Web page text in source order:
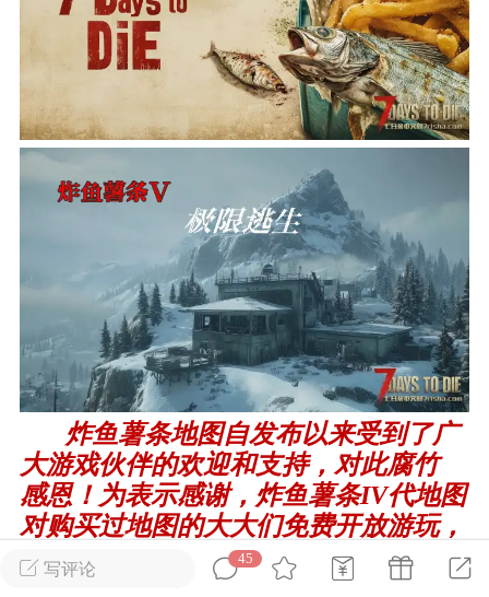
攻略教程 联机招募
02-10 15:45
电脑端
禁止发布联机可用的作弊模组，
单机辅助引流私下售卖服务器外挂！
作弊模组的发布规范近期收到一些信息
作弊模组在联机服务器使用,为了维护游
环境，中文网特此发布以下声明，规范
模组的发布行为：1. *...
72 2.21w
大人
Lv.8
写评论
45
炸鱼薯条地图自发布以来受到了广
大游戏伙伴的欢迎和支持，对此腐竹
感恩！为表示感谢，炸鱼薯条IV代地图
对购买过地图的大大们免费开放游玩，
所有购买过地图的朋友进群免费领取IV